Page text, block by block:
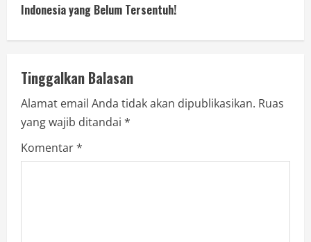
Indonesia yang Belum Tersentuh!
Tinggalkan Balasan
Alamat email Anda tidak akan dipublikasikan. Ruas
yang wajib ditandai *
Komentar*